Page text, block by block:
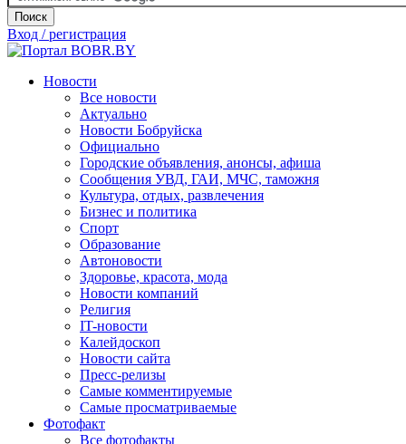
Поиск
Вход / регистрация
Новости
Все новости
Актуально
Новости Бобруйска
Официально
Городские объявления, анонсы, афиша
Сообщения УВД, ГАИ, МЧС, таможня
Культура, отдых, развлечения
Бизнес и политика
Спорт
Образование
Автоновости
Здоровье, красота, мода
Новости компаний
Религия
IT-новости
Калейдоскоп
Новости сайта
Пресс-релизы
Самые комментируемые
Самые просматриваемые
Фотофакт
Все фотофакты